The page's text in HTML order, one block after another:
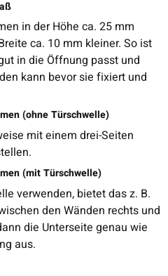
in der Höhe ca. 25 mm
ca. 10 mm kleiner. So ist
in die Öffnung passt und
kann bevor sie fixiert und
(ohne Türschwelle)
mit einem drei-Seiten
(mit Türschwelle)
verwenden, bietet das z. B.
den Wänden rechts und
die Unterseite genau wie
aus.